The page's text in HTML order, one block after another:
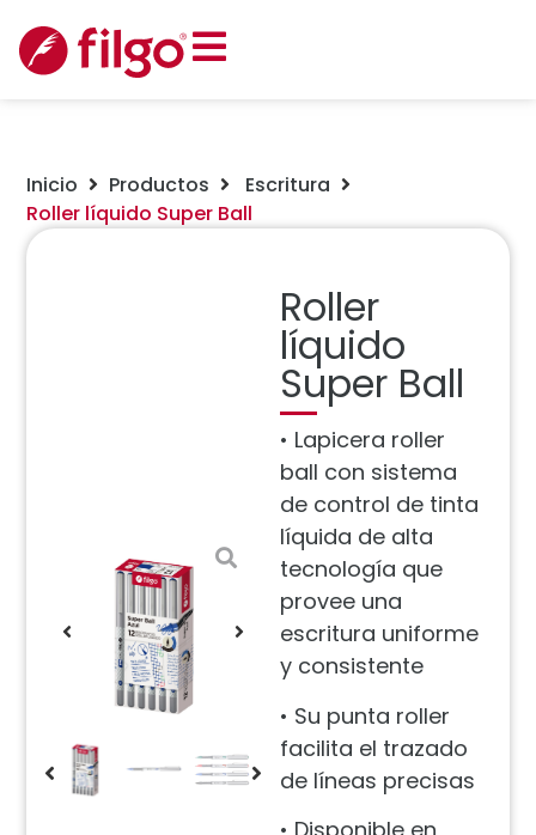
Inicio Productos
Escritura
Roller líquido Super Ball
Roller
líquido
Super Ball
• Lapicera roller
ball con sistema
de control de tinta
líquida de alta
tecnología que
provee una
escritura uniforme
y consistente
• Su punta roller
facilita el trazado
de líneas precisas